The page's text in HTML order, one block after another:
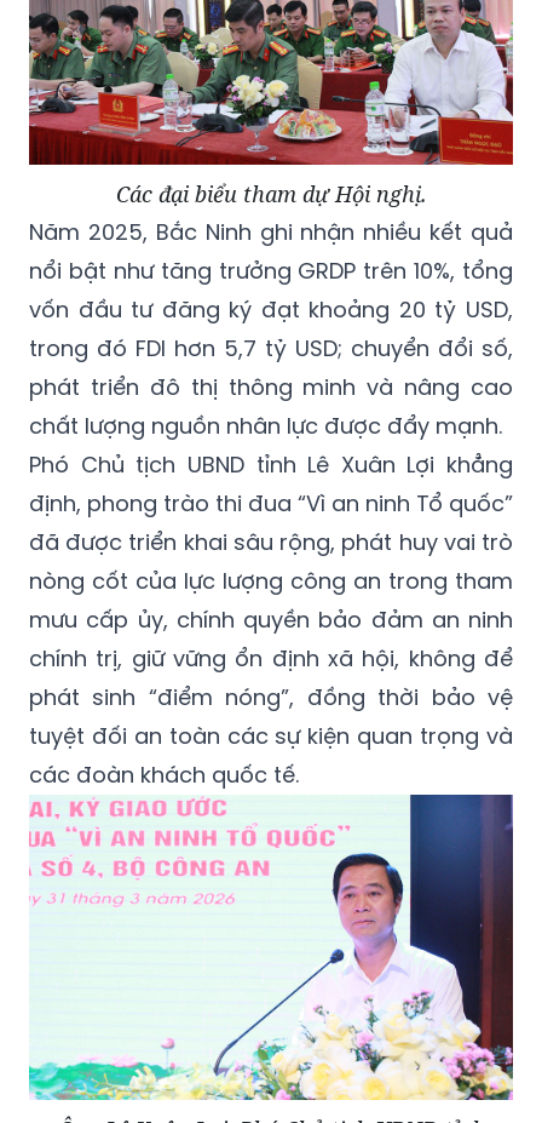
Các đại biểu tham dự Hội nghị.
Năm 2025, Bắc Ninh ghi nhận nhiều kết quả
nổi bật như tăng trưởng GRDP trên 10%, tổng
vốn đầu tư đăng ký đạt khoảng 20 tỷ USD,
trong đó FDI hơn 5,7 tỷ USD; chuyển đổi số,
phát triển đô thị thông minh và nâng cao
chất lượng nguồn nhân lực được đẩy mạnh.
Phó Chủ tịch UBND tỉnh Lê Xuân Lợi khẳng
định, phong trào thi đua “Vì an ninh Tổ quốc”
đã được triển khai sâu rộng, phát huy vai trò
nòng cốt của lực lượng công an trong tham
mưu cấp ủy, chính quyền bảo đảm an ninh
chính trị, giữ vững ổn định xã hội, không để
phát sinh “điểm nóng”, đồng thời bảo vệ
tuyệt đối an toàn các sự kiện quan trọng và
các đoàn khách quốc tế.